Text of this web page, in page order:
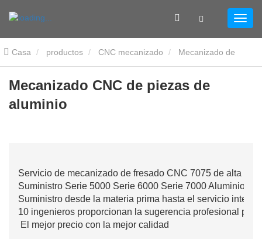
Casa productos CNC mecanizado Mecanizado de
aluminio Mecanizado CNC de piezas de aluminio
Mecanizado CNC de piezas de
aluminio
Servicio de mecanizado de fresado CNC 7075 de alta
Suministro Serie 5000 Serie 6000 Serie 7000 Aluminio
Suministro desde la materia prima hasta el servicio
10 ingenieros proporcionan la sugerencia profesional
El mejor precio con la mejor calidad